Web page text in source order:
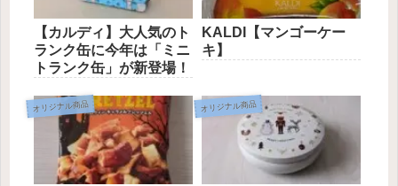
【カルディ】大人気のト
ランク缶に今年は「ミニ
トランク缶」が新登場！
KALDI【マンゴーケー
キ】
オリジナル商品 オリジナル商品